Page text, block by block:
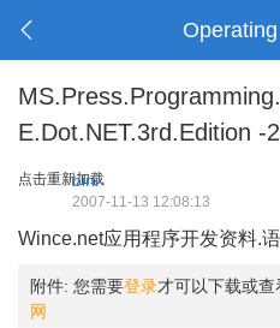
E.Dot.NET.3rd.Edition -
点击重新加载
bini
2007-11-13 12:08:13
Wince.net应用程序开发资料.
附件: 您需要登录才可以下载或查
网